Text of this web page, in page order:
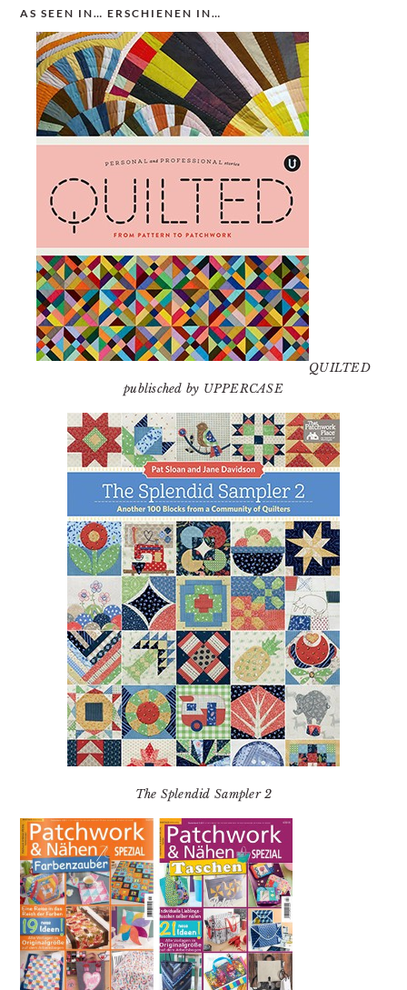
AS SEEN IN… ERSCHIENEN IN…
QUILTED
publisched by UPPERCASE
The Splendid Sampler 2